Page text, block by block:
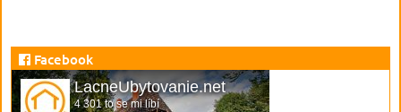
Facebook
LacneUbytovanie.net
4 301 to se mi líbí